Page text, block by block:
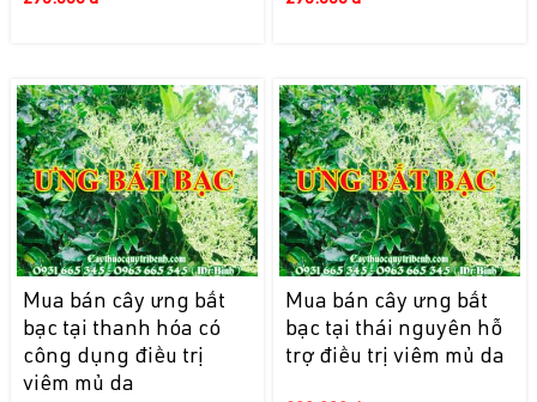
Mua bán cây ưng bất
bạc tại thanh hóa có
công dụng điều trị
viêm mủ da
Mua bán cây ưng bất
bạc tại thái nguyên hỗ
trợ điều trị viêm mủ da